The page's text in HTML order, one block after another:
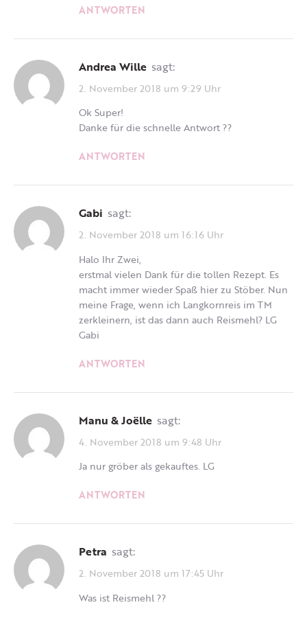
ANTWORTEN
Andrea Wille sagt:
2. November 2018 um 9:29 Uhr
Ok Super!
Danke für die schnelle Antwort ??
ANTWORTEN
Gabi sagt:
2. November 2018 um 16:16 Uhr
Halo Ihr Zwei,
erstmal vielen Dank für die tollen Rezept. Es
macht immer wieder Spaß hier zu Stöber. Nun
meine Frage, wenn ich Langkornreis im TM
zerkleinern, ist das dann auch Reismehl? LG
Gabi
ANTWORTEN
Manu & Joëlle sagt:
4. November 2018 um 9:48 Uhr
Ja nur gröber als gekauftes. LG
ANTWORTEN
Petra sagt:
2. November 2018 um 17:45 Uhr
Was ist Reismehl ??